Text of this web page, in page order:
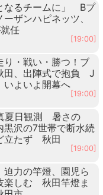
なるチームに」 Bプ
ザンハピネッツ、
任
[19:00]
り・戦い・勝つ！ブ
田、出陣式で抱負 J
いよいよ開幕へ
[19:00]
夏日観測 暑さの
黒沢の7世帯で断水続
立たず 秋田
[19:00]
迫力の竿燈、園児ら
楽しむ 秋田竿燈ま